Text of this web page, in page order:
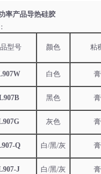
率产品导热硅胶
型号 颜色 粘
白色
黑色
灰色
Q 白/黑/灰
J 白/黑/灰